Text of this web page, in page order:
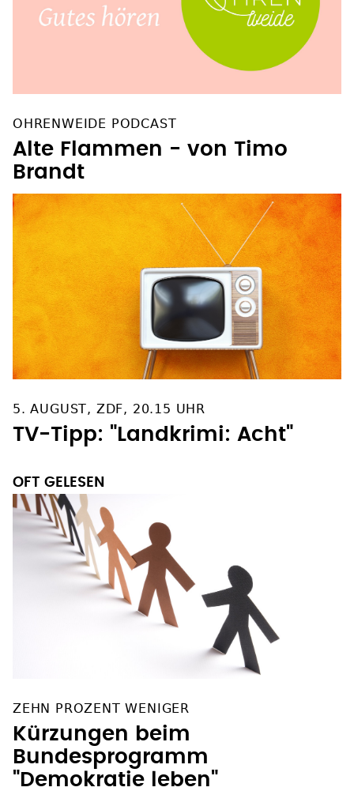
OHRENWEIDE PODCAST
Alte Flammen - von Timo
Brandt
5. AUGUST, ZDF, 20.15 UHR
TV-Tipp: "Landkrimi: Acht"
OFT GELESEN
ZEHN PROZENT WENIGER
Kürzungen beim
Bundesprogramm
"Demokratie leben"